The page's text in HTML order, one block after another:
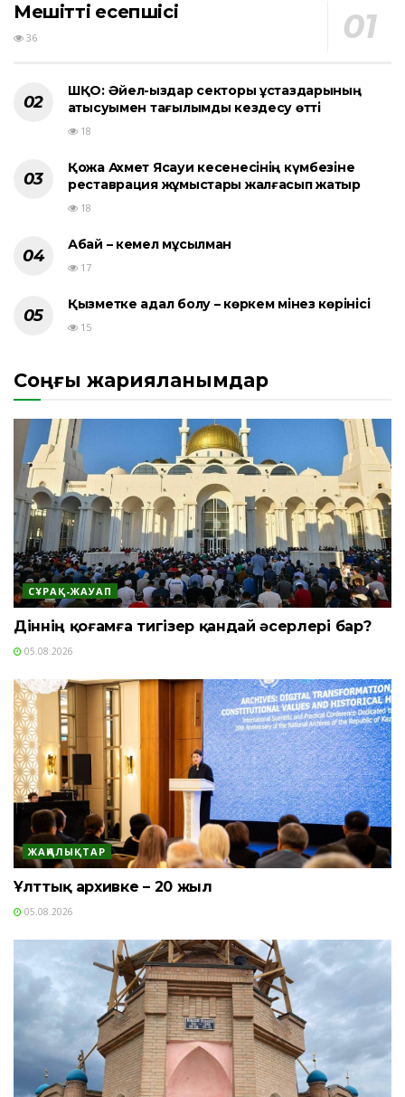
Мешіттің есепшісі
36
ШҚО: Әйел-қыздар секторы ұстаздарының
қатысуымен тағылымды кездесу өтті
18
Қожа Ахмет Ясауи кесенесінің күмбезіне
реставрация жұмыстары жалғасып жатыр
18
Абай – кемел мұсылман
17
Қызметке адал болу – көркем мінез көрінісі
15
Соңғы жарияланымдар
СҰРАҚ-ЖАУАП
Діннің қоғамға тигізер қандай әсерлері бар?
05.08.2026
ЖАҢАЛЫҚТАР
Ұлттық архивке – 20 жыл
05.08.2026